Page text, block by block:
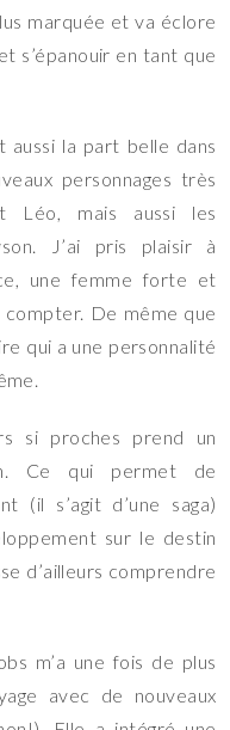
marquée et va éclore
s’épanouir en tant que
aussi la part belle dans
personnages très
Léo, mais aussi les
J’ai pris plaisir à
une femme forte et
compter. De même que
qui a une personnalité
si proches prend un
Ce qui permet de
(il s’agit d’une saga)
sur le destin
d’ailleurs comprendre
m’a une fois de plus
avec de nouveaux